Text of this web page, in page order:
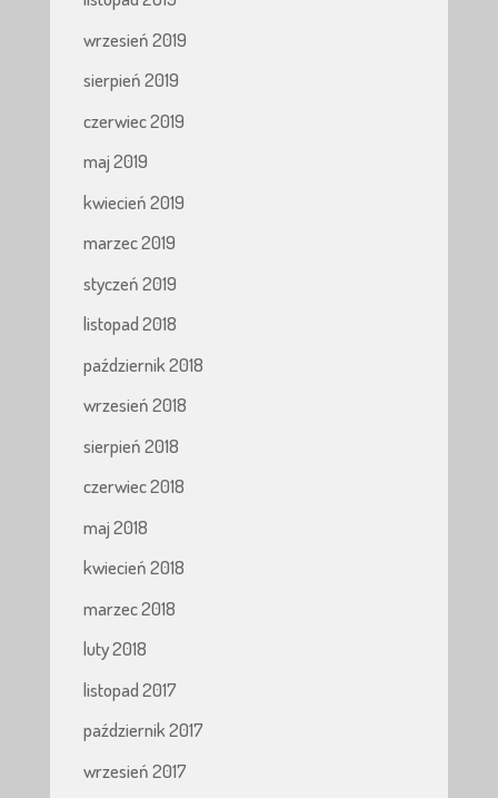
wrzesień 2019
sierpień 2019
czerwiec 2019
maj 2019
kwiecień 2019
marzec 2019
styczeń 2019
listopad 2018
październik 2018
wrzesień 2018
sierpień 2018
czerwiec 2018
maj 2018
kwiecień 2018
marzec 2018
luty 2018
listopad 2017
październik 2017
wrzesień 2017